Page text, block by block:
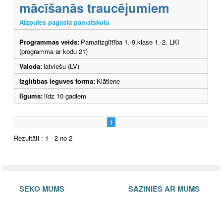
mācīšanās traucējumiem
Aizputes pagasta pamatskola
Programmas veids: Pamatizglītība 1.-9.klase 1.-2. LKI
(programma ar kodu 21)
Valoda:latviešu (LV)
Izglītības ieguves forma: Klātiene
Ilgums:līdz 10 gadiem
1
Rezultāti : 1 - 2 no 2
SEKO MUMS SAZINIES AR MUMS